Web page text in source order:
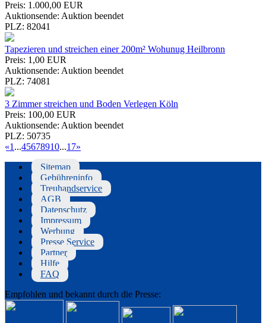
Preis: 1.000,00 EUR
Auktionsende: Auktion beendet
PLZ: 82041
Tapezieren und streichen einer 200m² Wohunug Heilbronn
Preis: 1,00 EUR
Auktionsende: Auktion beendet
PLZ: 74081
3 Zimmer streichen und Boden Verlegen Köln
Preis: 100,00 EUR
Auktionsende: Auktion beendet
PLZ: 50735
«1 ...45678910...17»
Sitemap
Gebühreninfo
Treuhandservice
AGB
Datenschutz
Impressum
Werbung
Presse Service
Partner
Hilfe
FAQ
Empfohlen und bekannt durch die Presse: